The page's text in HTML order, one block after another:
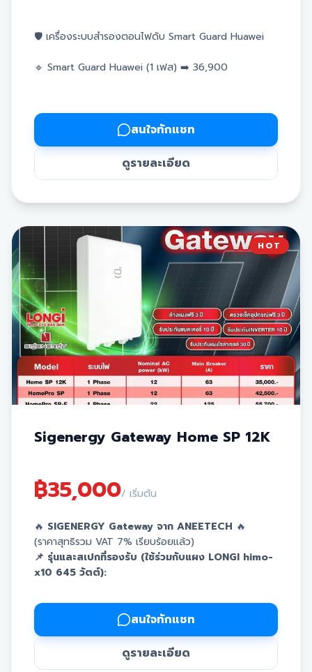
🛡️ เครื่องระบบสำรองตอนไฟดับ Smart Guard Huawei
🔹 Smart Guard Huawei (1 เฟส) ➡️ 36,900
✅ รับประกันนาน 10 ปี
🔹 Backup box Deye (3 เฟส) ➡️ 34,500
✅ รับประกันนาน 3 ปี
สนใจทักแชท
ดูรายละเอียด
HOT
Sigenergy Gateway Home SP 12K
฿35,000/ เริ่มต้น
🔥 SIGENERGY Gateway จาก ANEETECH 🔥
(ราคาสุทธิรวม VAT 7% เรียบร้อยแล้ว)
📌 รุ่นและสเปกที่รองรับ (ใช้ร่วมกับแผง LONGI himo-
x10 645 วัตต์):
Home SP 12K(Nominal AC 12kW / Breaker 63A) ➡️
(จาก 35,000)
HomePro SP(Nominal AC 12kW / Breaker 63A) ➡️
(จาก 42,500)
HomePro SP-F
(Nominal AC 22kW / Breaker
สนใจทักแชท
ดูรายละเอียด